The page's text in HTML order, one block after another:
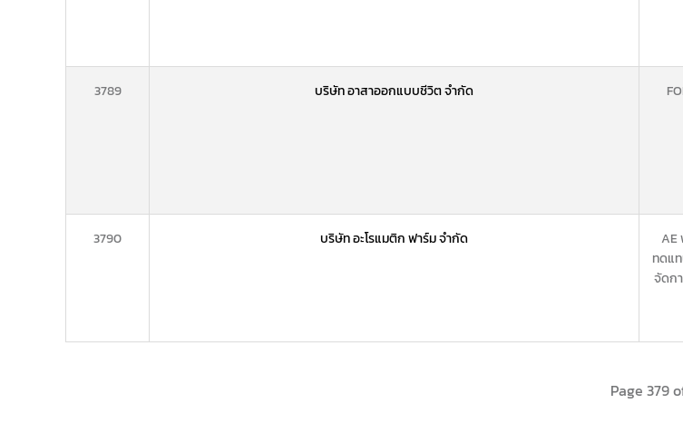
3789 บริษัท อาสาออกแบบชีวิต จำกัด
3790 บริษัท อะโรแมติก ฟาร์ม จำกัด
AE
ทดแ
จัดก
Page 379